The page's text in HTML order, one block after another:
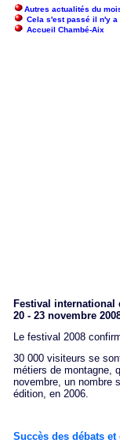
Autres actualités du
Cela s'est passé il n'y
Accueil Chambé-Aix
Festival international
20 - 23 novembre
Le festival 2008
30 000 visiteurs se
métiers de montagne,
novembre, un nombre
édition, en 2006.
Succès des débats et